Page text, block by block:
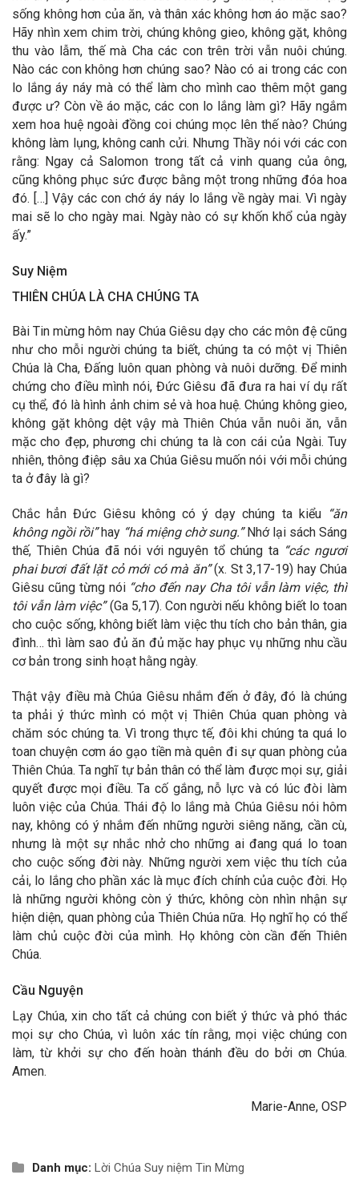
sống không hơn của ăn, và thân xác không hơn áo mặc sao?
Hãy nhìn xem chim trời, chúng không gieo, không gặt, không
thu vào lẫm, thế mà Cha các con trên trời vẫn nuôi chúng.
Nào các con không hơn chúng sao? Nào có ai trong các con
lo lắng áy náy mà có thể làm cho mình cao thêm một gang
được ư? Còn về áo mặc, các con lo lắng làm gì? Hãy ngắm
xem hoa huệ ngoài đồng coi chúng mọc lên thế nào? Chúng
không làm lụng, không canh cửi. Nhưng Thầy nói với các con
rằng: Ngay cả Salomon trong tất cả vinh quang của ông,
cũng không phục sức được bằng một trong những đóa hoa
đó. […] Vậy các con chớ áy náy lo lắng về ngày mai. Vì ngày
mai sẽ lo cho ngày mai. Ngày nào có sự khốn khổ của ngày
ấy.”
Suy Niệm
THIÊN CHÚA LÀ CHA CHÚNG TA
Bài Tin mừng hôm nay Chúa Giêsu dạy cho các môn đệ cũng
như cho mỗi người chúng ta biết, chúng ta có một vị Thiên
Chúa là Cha, Đấng luôn quan phòng và nuôi dưỡng. Để minh
chứng cho điều mình nói, Đức Giêsu đã đưa ra hai ví dụ rất
cụ thể, đó là hình ảnh chim sẻ và hoa huệ. Chúng không gieo,
không gặt không dệt vậy mà Thiên Chúa vẫn nuôi ăn, vẫn
mặc cho đẹp, phương chi chúng ta là con cái của Ngài. Tuy
nhiên, thông điệp sâu xa Chúa Giêsu muốn nói với mỗi chúng
ta ở đây là gì?
Chắc hẳn Đức Giêsu không có ý dạy chúng ta kiểu “ăn
không ngồi rồi”hay “há miệng chờ sung.”Nhớ lại sách Sáng
thế, Thiên Chúa đã nói với nguyên tổ chúng ta “các ngươi
phai bươi đất lặt cỏ mới có mà ăn”(x. St 3,17-19) hay Chúa
Giêsu cũng từng nói “cho đến nay Cha tôi vẫn làm việc, thì
tôi vẫn làm việc”(Ga 5,17). Con người nếu không biết lo toan
cho cuộc sống, không biết làm việc thu tích cho bản thân, gia
đình… thì làm sao đủ ăn đủ mặc hay phục vụ những nhu cầu
cơ bản trong sinh hoạt hằng ngày.
Thật vậy điều mà Chúa Giêsu nhắm đến ở đây, đó là chúng
ta phải ý thức mình có một vị Thiên Chúa quan phòng và
chăm sóc chúng ta. Vì trong thực tế, đôi khi chúng ta quá lo
toan chuyện cơm áo gạo tiền mà quên đi sự quan phòng của
Thiên Chúa. Ta nghĩ tự bản thân có thể làm được mọi sự, giải
quyết được mọi điều. Ta cố gắng, nỗ lực và có lúc đòi làm
luôn việc của Chúa. Thái độ lo lắng mà Chúa Giêsu nói hôm
nay, không có ý nhắm đến những người siêng năng, cần cù,
nhưng là một sự nhắc nhở cho những ai đang quá lo toan
cho cuộc sống đời này. Những người xem việc thu tích của
cải, lo lắng cho phần xác là mục đích chính của cuộc đời. Họ
là những người không còn ý thức, không còn nhìn nhận sự
hiện diện, quan phòng của Thiên Chúa nữa. Họ nghĩ họ có thể
làm chủ cuộc đời của mình. Họ không còn cần đến Thiên
Chúa.
Cầu Nguyện
Lạy Chúa, xin cho tất cả chúng con biết ý thức và phó thác
mọi sự cho Chúa, vì luôn xác tín rằng, mọi việc chúng con
làm, từ khởi sự cho đến hoàn thánh đều do bởi ơn Chúa.
Amen.
Marie-Anne, OSP
Danh mục: Lời Chúa Suy niệm Tin Mừng